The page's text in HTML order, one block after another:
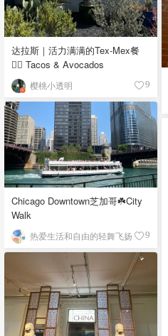
达拉斯｜活力满满的Tex-Mex餐
👉🏼 Tacos & Avocados
樱桃小透明 9
Chicago Downtown芝加哥☘️City
Walk
热爱生活和自由的轻舞飞扬 9